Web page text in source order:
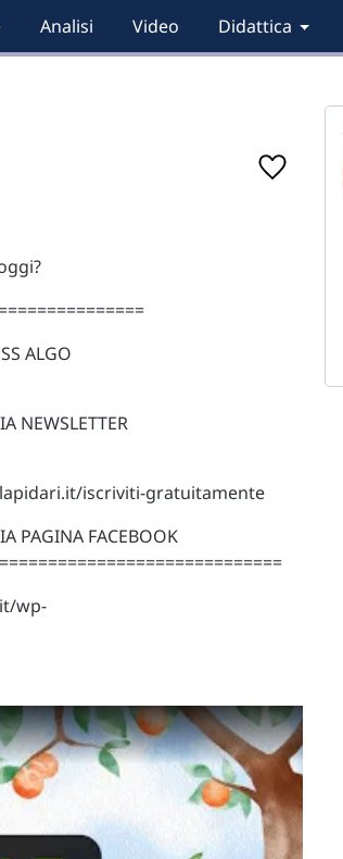
Analisi Video Didattica
ALGO
NEWSLETTER
lapidari.it/iscriviti-gratuitamente
PAGINA FACEBOOK
wp-